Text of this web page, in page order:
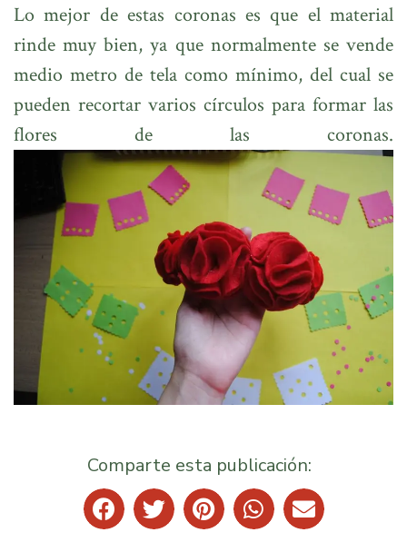
Lo mejor de estas coronas es que el material
rinde muy bien, ya que normalmente se vende
medio metro de tela como mínimo, del cual se
pueden recortar varios círculos para formar las
flores de las coronas.
Comparte esta publicación: